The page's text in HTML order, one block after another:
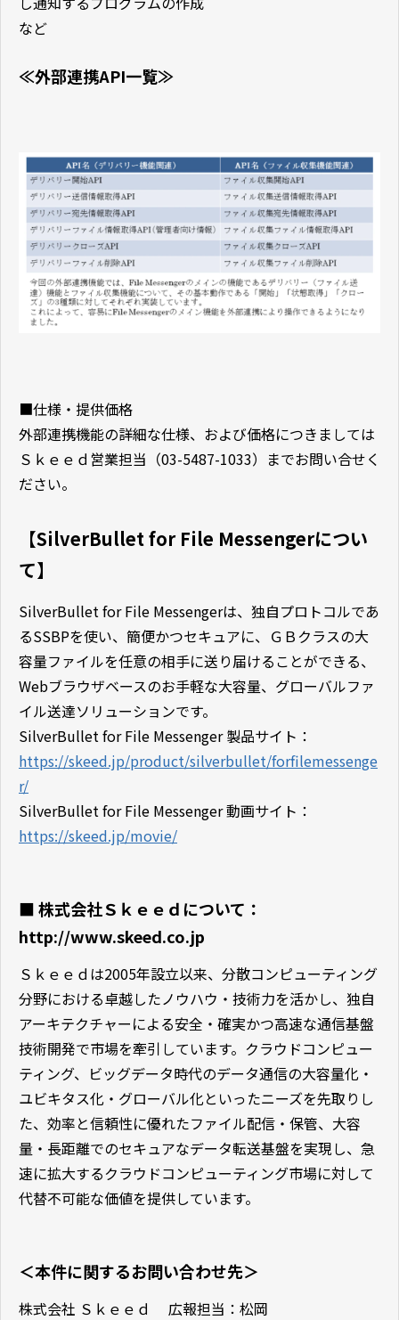
など
≪外部連携API一覧≫
■仕様・提供価格
外部連携機能の詳細な仕様、および価格につきましては
Ｓｋｅｅｄ営業担当（03-5487-1033）までお問い合せく
ださい。
【SilverBullet for File Messengerについ
て】
SilverBullet for File Messengerは、独自プロトコルであ
るSSBPを使い、簡便かつセキュアに、ＧＢクラスの大
容量ファイルを任意の相手に送り届けることができる、
Webブラウザベースのお手軽な大容量、グローバルファ
イル送達ソリューションです。
SilverBullet for File Messenger 製品サイト：
https://skeed.jp/product/silverbullet/forfilemessenge
r/
SilverBullet for File Messenger 動画サイト：
https://skeed.jp/movie/
■ 株式会社Ｓｋｅｅｄについて：
http://www.skeed.co.jp
Ｓｋｅｅｄは2005年設立以来、分散コンピューティング
分野における卓越したノウハウ・技術力を活かし、独自
アーキテクチャーによる安全・確実かつ高速な通信基盤
技術開発で市場を牽引しています。クラウドコンピュー
ティング、ビッグデータ時代のデータ通信の大容量化・
ユビキタス化・グローバル化といったニーズを先取りし
た、効率と信頼性に優れたファイル配信・保管、大容
量・長距離でのセキュアなデータ転送基盤を実現し、急
速に拡大するクラウドコンピューティング市場に対して
代替不可能な価値を提供しています。
＜本件に関するお問い合わせ先＞
株式会社 Ｓｋｅｅｄ 広報担当：松岡